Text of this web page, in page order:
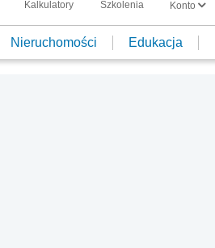
Kalkulatory Szkolenia Konto
Nieruchomości Edukacja